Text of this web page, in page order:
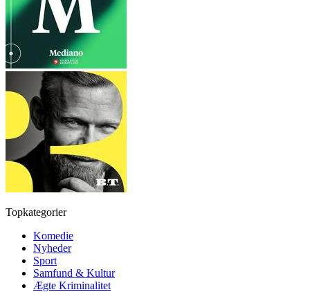
Topkategorier
Komedie
Nyheder
Sport
Samfund & Kultur
Ægte Kriminalitet